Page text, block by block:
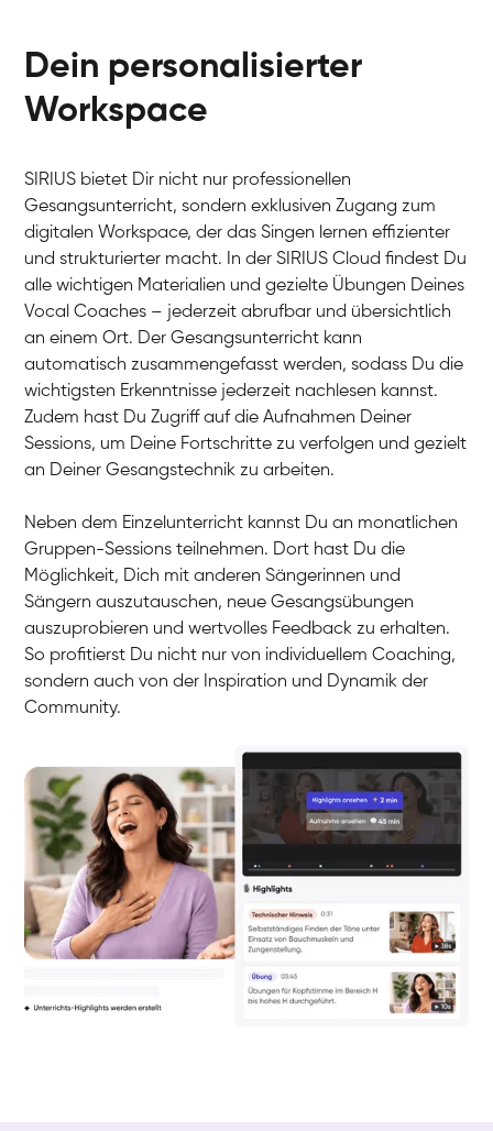
Dein personalisierter
Workspace
SIRIUS bietet Dir nicht nur professionellen
Gesangsunterricht, sondern exklusiven Zugang zum
digitalen Workspace, der das Singen lernen effizienter
und strukturierter macht. In der SIRIUS Cloud findest Du
alle wichtigen Materialien und gezielte Übungen Deines
Vocal Coaches – jederzeit abrufbar und übersichtlich
an einem Ort. Der Gesangsunterricht kann
automatisch zusammengefasst werden, sodass Du die
wichtigsten Erkenntnisse jederzeit nachlesen kannst.
Zudem hast Du Zugriff auf die Aufnahmen Deiner
Sessions, um Deine Fortschritte zu verfolgen und gezielt
an Deiner Gesangstechnik zu arbeiten.
Neben dem Einzelunterricht kannst Du an monatlichen
Gruppen-Sessions teilnehmen. Dort hast Du die
Möglichkeit, Dich mit anderen Sängerinnen und
Sängern auszutauschen, neue Gesangsübungen
auszuprobieren und wertvolles Feedback zu erhalten.
So profitierst Du nicht nur von individuellem Coaching,
sondern auch von der Inspiration und Dynamik der
Community.